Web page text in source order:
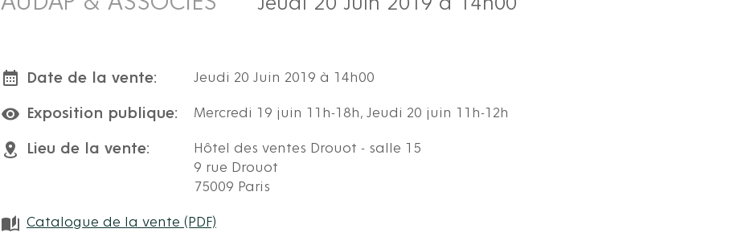
Date de la vente: Jeudi 20 Juin 2019 à 14h00
Exposition publique: Mercredi 19 juin 11h-18h, Jeudi 20 juin 11h-12h
Lieu de la vente:
Hôtel des ventes Drouot - salle 15
9 rue Drouot
75009 Paris
Catalogue de la vente (PDF)